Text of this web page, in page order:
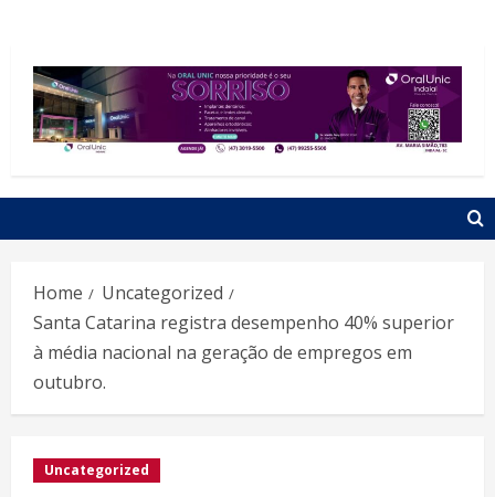
Home
Uncategorized
Santa Catarina registra desempenho 40% superior
à média nacional na geração de empregos em
outubro.
Uncategorized